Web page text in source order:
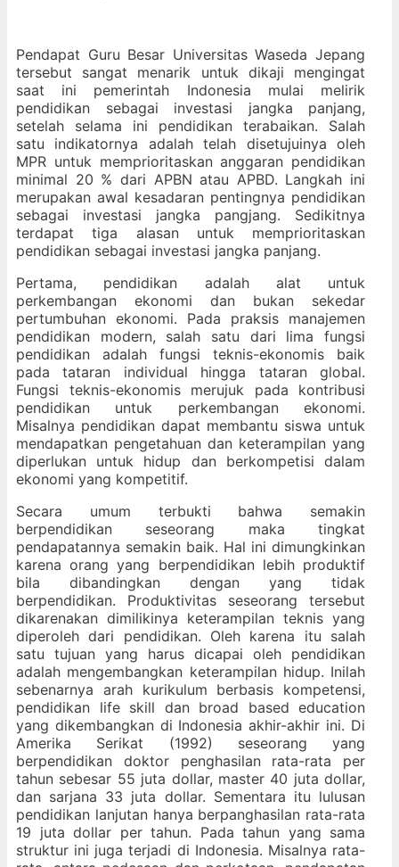
Pendapat Guru Besar Universitas Waseda Jepang
tersebut sangat menarik untuk dikaji mengingat
saat ini pemerintah Indonesia mulai melirik
pendidikan sebagai investasi jangka panjang,
setelah selama ini pendidikan terabaikan. Salah
satu indikatornya adalah telah disetujuinya oleh
MPR untuk memprioritaskan anggaran pendidikan
minimal 20 % dari APBN atau APBD. Langkah ini
merupakan awal kesadaran pentingnya pendidikan
sebagai investasi jangka pangjang. Sedikitnya
terdapat tiga alasan untuk memprioritaskan
pendidikan sebagai investasi jangka panjang.
Pertama, pendidikan adalah alat untuk
perkembangan ekonomi dan bukan sekedar
pertumbuhan ekonomi. Pada praksis manajemen
pendidikan modern, salah satu dari lima fungsi
pendidikan adalah fungsi teknis-ekonomis baik
pada tataran individual hingga tataran global.
Fungsi teknis-ekonomis merujuk pada kontribusi
pendidikan untuk perkembangan ekonomi.
Misalnya pendidikan dapat membantu siswa untuk
mendapatkan pengetahuan dan keterampilan yang
diperlukan untuk hidup dan berkompetisi dalam
ekonomi yang kompetitif.
Secara umum terbukti bahwa semakin
berpendidikan seseorang maka tingkat
pendapatannya semakin baik. Hal ini dimungkinkan
karena orang yang berpendidikan lebih produktif
bila dibandingkan dengan yang tidak
berpendidikan. Produktivitas seseorang tersebut
dikarenakan dimilikinya keterampilan teknis yang
diperoleh dari pendidikan. Oleh karena itu salah
satu tujuan yang harus dicapai oleh pendidikan
adalah mengembangkan keterampilan hidup. Inilah
sebenarnya arah kurikulum berbasis kompetensi,
pendidikan life skill dan broad based education
yang dikembangkan di Indonesia akhir-akhir ini. Di
Amerika Serikat (1992) seseorang yang
berpendidikan doktor penghasilan rata-rata per
tahun sebesar 55 juta dollar, master 40 juta dollar,
dan sarjana 33 juta dollar. Sementara itu lulusan
pendidikan lanjutan hanya berpanghasilan rata-rata
19 juta dollar per tahun. Pada tahun yang sama
struktur ini juga terjadi di Indonesia. Misalnya rata-